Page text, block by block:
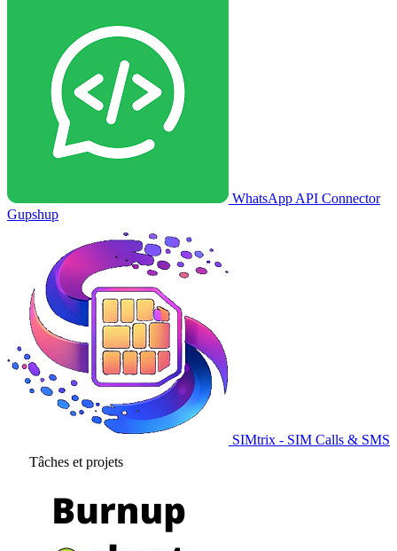
WhatsApp API Connector
Gupshup
SIMtrix - SIM Calls & SMS
Tâches et projets